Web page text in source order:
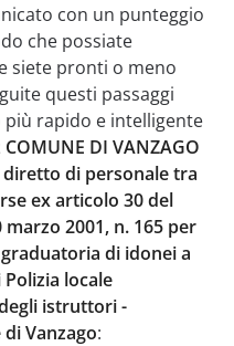
con un punteggio
che possiate
siete pronti o meno
questi passaggi
rapido e intelligente
DI VANZAGO
diretto di personale tra
ex articolo 30 del
2001, n. 165 per
di idonei a
locale
istruttori -
Vanzago: